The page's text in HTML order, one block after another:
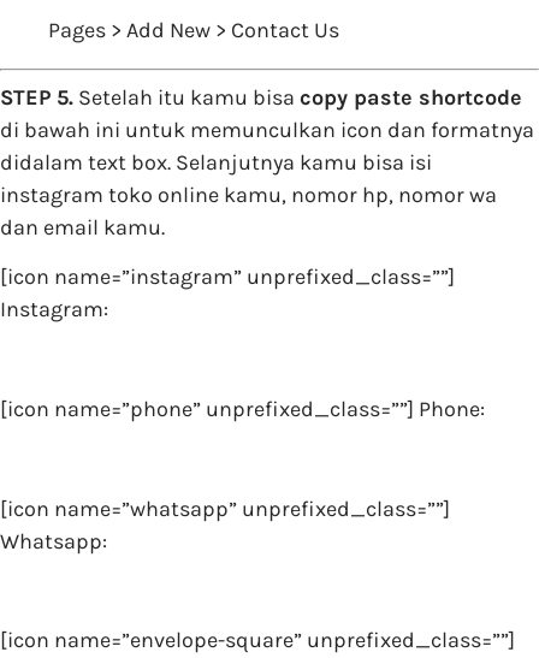
Pages > Add New > Contact Us
STEP 5. Setelah itu kamu bisa copy paste shortcode
di bawah ini untuk memunculkan icon dan formatnya
didalam text box. Selanjutnya kamu bisa isi
instagram toko online kamu, nomor hp, nomor wa
dan email kamu.
[icon name=”instagram” unprefixed_class=””]
Instagram:
[icon name=”phone” unprefixed_class=””] Phone:
[icon name=”whatsapp” unprefixed_class=””]
Whatsapp:
[icon name=”envelope-square” unprefixed_class=””]